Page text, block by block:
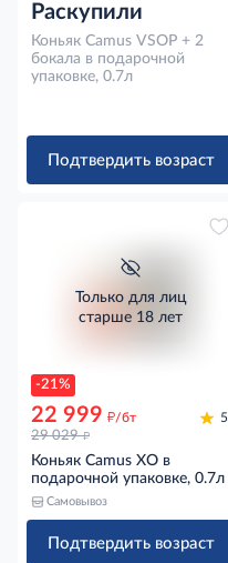
Раскупили
Коньяк Camus VSOP + 2
бокала в подарочной
упаковке, 0.7л
Подтвердить возраст
-21%
Только для лиц
старше 18 лет
22 999 д/бт
29 029 д
5
Коньяк Camus XO в
подарочной упаковке, 0.7л
Самовывоз
Подтвердить возраст